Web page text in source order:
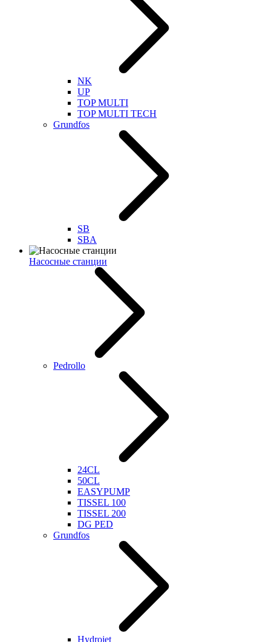
NK
UP
TOP MULTI
TOP MULTI TECH
Grundfos
SB
SBA
Насосные станции
Pedrollo
24CL
50CL
EASYPUMP
TISSEL 100
TISSEL 200
DG PED
Grundfos
Hydrojet